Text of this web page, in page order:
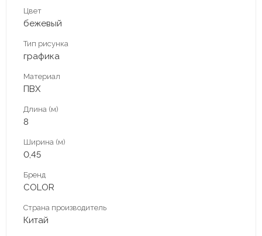
Цвет
бежевый
Тип рисунка
графика
Материал
ПВХ
Длина (м)
8
Ширина (м)
0,45
Бренд
COLOR
Страна производитель
Китай